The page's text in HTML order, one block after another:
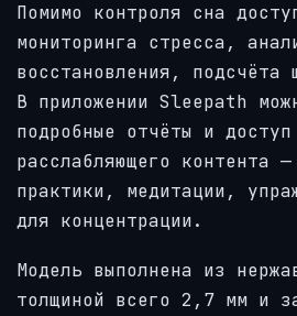
Помимо контроля сна
мониторинга стресса,
восстановления, подсчёта
В приложении Sleepath
подробные отчёты и
расслабляющего контента
практики, медитации,
для концентрации.
Модель выполнена из
толщиной всего 2,7 мм и